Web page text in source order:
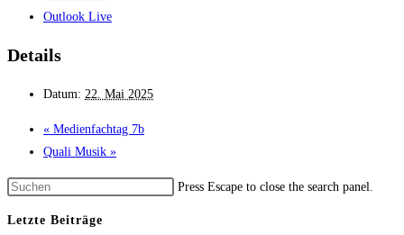
Outlook Live
Details
Datum: 22. Mai 2025
« Medienfachtag 7b
Quali Musik »
Press Escape to close the search panel.
Letzte Beiträge